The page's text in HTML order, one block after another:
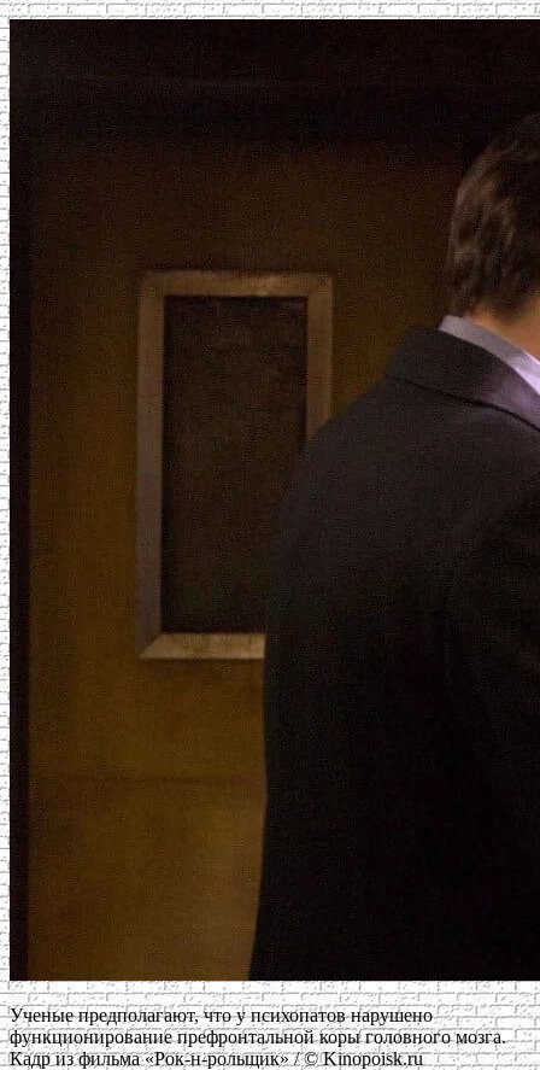
Ученые предполагают, что у психопатов нарушено
функционирование префронтальной коры головного мозга.
Кадр из фильма «Рок-н-рольщик» / © Kinopoisk.ru